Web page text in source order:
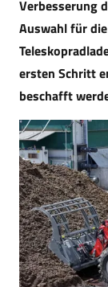
Verbesserung
Auswahl für
ersten Schritt
beschafft